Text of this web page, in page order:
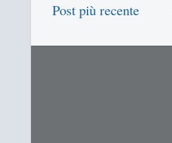
Post più recente